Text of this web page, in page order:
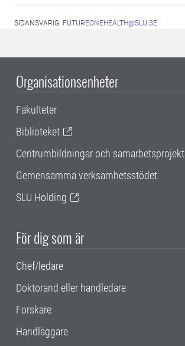
SIDANSVARIG: FUTUREONEHEALTH@SLU.SE
Organisationsenheter
Fakulteter
Biblioteket
Centrumbildningar och samarbetsprojekt
Gemensamma verksamhetsstödet
SLU Holding
För dig som är
Chef/ledare
Doktorand eller handledare
Forskare
Handläggare